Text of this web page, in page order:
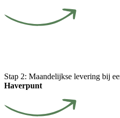
Stap 2: Maandelijkse levering bij
Haverpunt